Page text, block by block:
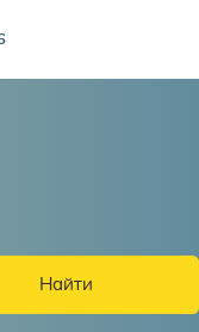
Найти